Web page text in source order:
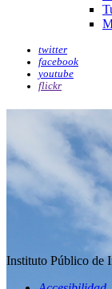
twitter
facebook
youtube
flickr
Instituto Público de